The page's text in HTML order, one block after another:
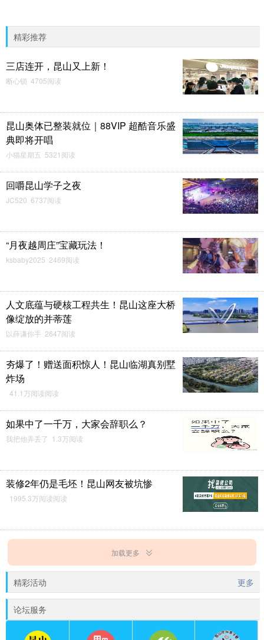
精彩推荐
三店连开，昆山又上新！
断心锁 4705阅读
昆山奥体已整装就位｜88VIP 超酷音乐盛
典即将开唱
小猫星期五 5321阅读
回嚼昆山学子之夜
JC520 6737阅读
“月夜越周庄”宝藏玩法！
ksbaby2025 2469阅读
人文底蕴与硬核工程共生！昆山这座大桥
像绽放的并蒂莲
以薛谦你手 2647阅读
夯爆了！赠送面积惊人！昆山临湖真别墅
炸场
41.1万阅读阅读
如果中了一千万，大家会辞职么？
我把他弄丢了 1.3万阅读
装修2年仍是毛坯！昆山网友被坑惨
1995.3万阅读阅读
加载更多
精彩活动 更多
论坛服务